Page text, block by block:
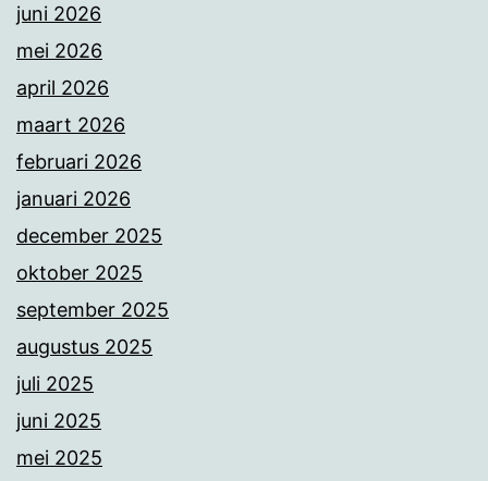
juni 2026
mei 2026
april 2026
maart 2026
februari 2026
januari 2026
december 2025
oktober 2025
september 2025
augustus 2025
juli 2025
juni 2025
mei 2025